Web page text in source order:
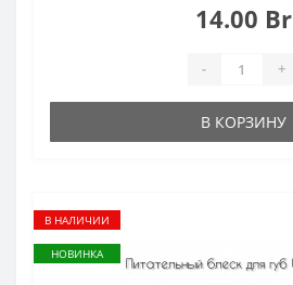
14.00 Br
- +
В КОРЗИНУ
В НАЛИЧИИ
НОВИНКА